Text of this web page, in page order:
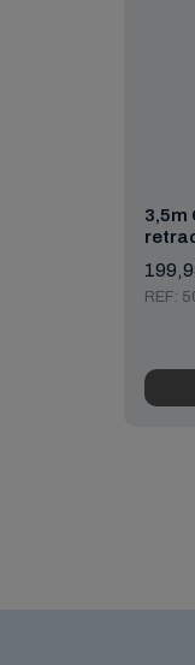
3,5m
REF: